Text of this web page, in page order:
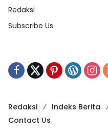
Redaksi
Subscribe Us
Redaksi Indeks Berita
Contact Us